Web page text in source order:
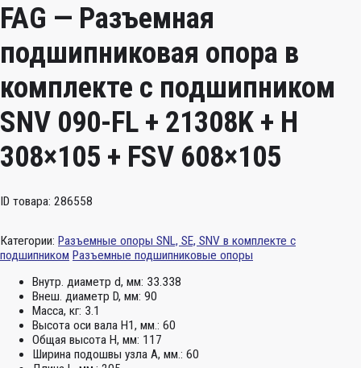
FAG — Разъемная
подшипниковая опора в
комплекте с подшипником
SNV 090-FL + 21308K + H
308×105 + FSV 608×105
ID товара: 286558
Категории: Разъемные опоры SNL, SE, SNV в комплекте с
подшипником Разъемные подшипниковые опоры
Внутр. диаметр d, мм: 33.338
Внеш. диаметр D, мм: 90
Масса, кг: 3.1
Высота оси вала H1, мм.: 60
Общая высота H, мм: 117
Ширина подошвы узла А, мм.: 60